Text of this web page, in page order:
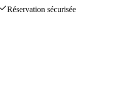
Réservation sécurisée